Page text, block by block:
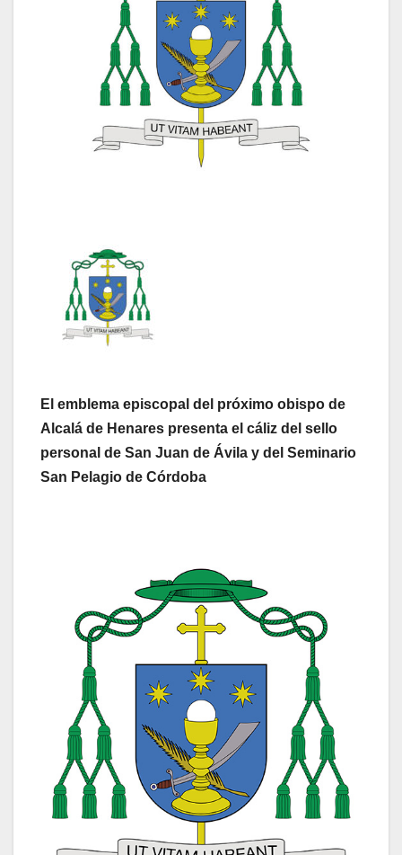
El emblema episcopal del próximo obispo de
Alcalá de Henares presenta el cáliz del sello
personal de San Juan de Ávila y del Seminario
San Pelagio de Córdoba